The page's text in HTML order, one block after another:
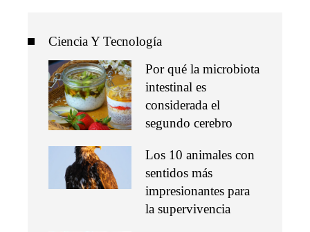
Ciencia Y Tecnología
Por qué la microbiota
intestinal es
considerada el
segundo cerebro
Los 10 animales con
sentidos más
impresionantes para
la supervivencia